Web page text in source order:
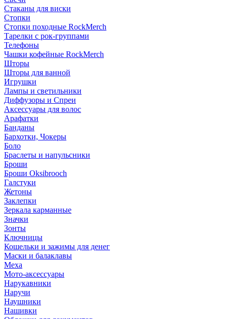
Стаканы для виски
Стопки
Стопки походные RockMerch
Тарелки с рок-группами
Телефоны
Чашки кофейные RockMerch
Шторы
Шторы для ванной
Игрушки
Лампы и светильники
Диффузоры и Спреи
Аксессуары для волос
Арафатки
Банданы
Бархотки, Чокеры
Боло
Браслеты и напульсники
Броши
Броши Oksibrooch
Галстуки
Жетоны
Заклепки
Зеркала карманные
Значки
Зонты
Ключницы
Кошельки и зажимы для денег
Маски и балаклавы
Меха
Мото-аксессуары
Нарукавники
Наручи
Наушники
Нашивки